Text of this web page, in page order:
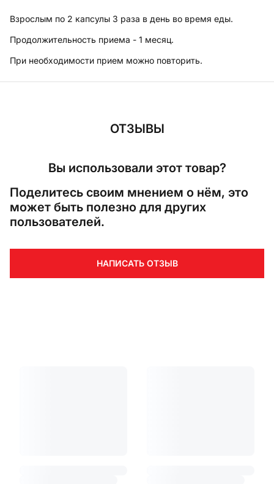
Взрослым по 2 капсулы 3 раза в день во время еды.
Продолжительность приема - 1 месяц.
При необходимости прием можно повторить.
ОТЗЫВЫ
Вы использовали этот товар?
Поделитесь своим мнением о нём, это
может быть полезно для других
пользователей.
НАПИСАТЬ ОТЗЫВ